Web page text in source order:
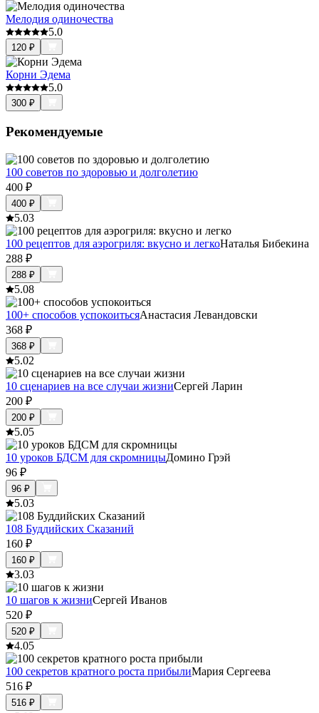
Мелодия одиночества
5.0
120 ₽
Корни Эдема
5.0
300 ₽
Рекомендуемые
100 советов по здоровью и долголетию
400 ₽
400 ₽
5.03
100 рецептов для аэрогриля: вкусно и легкоНаталья Бибекина
288 ₽
288 ₽
5.08
100+ способов успокоитьсяАнастасия Левандовски
368 ₽
368 ₽
5.02
10 сценариев на все случаи жизниСергей Ларин
200 ₽
200 ₽
5.05
10 уроков БДСМ для скромницыДомино Грэй
96 ₽
96 ₽
5.03
108 Буддийских Сказаний
160 ₽
160 ₽
3.03
10 шагов к жизниСергей Иванов
520 ₽
520 ₽
4.05
100 секретов кратного роста прибылиМария Сергеева
516 ₽
516 ₽